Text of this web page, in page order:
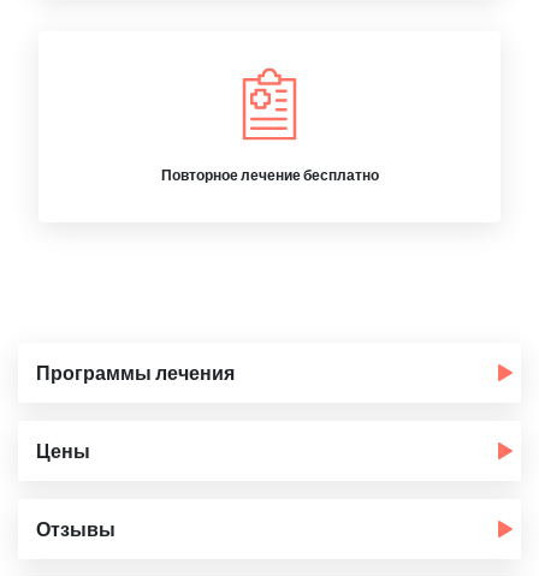
Повторное лечение бесплатно
Программы лечения
Цены
Отзывы